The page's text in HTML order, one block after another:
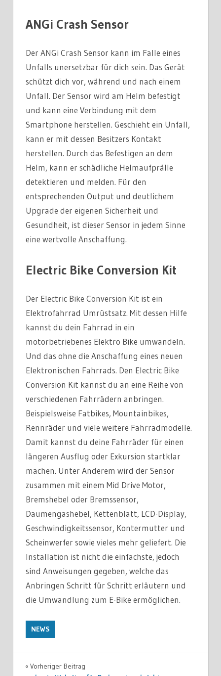
ANGi Crash Sensor
Der ANGi Crash Sensor kann im Falle eines
Unfalls unersetzbar für dich sein. Das Gerät
schützt dich vor, während und nach einem
Unfall. Der Sensor wird am Helm befestigt
und kann eine Verbindung mit dem
Smartphone herstellen. Geschieht ein Unfall,
kann er mit dessen Besitzers Kontakt
herstellen. Durch das Befestigen an dem
Helm, kann er schädliche Helmaufprälle
detektieren und melden. Für den
entsprechenden Output und deutlichem
Upgrade der eigenen Sicherheit und
Gesundheit, ist dieser Sensor in jedem Sinne
eine wertvolle Anschaffung.
Electric Bike Conversion Kit
Der Electric Bike Conversion Kit ist ein
Elektrofahrrad Umrüstsatz. Mit dessen Hilfe
kannst du dein Fahrrad in ein
motorbetriebenes Elektro Bike umwandeln.
Und das ohne die Anschaffung eines neuen
Elektronischen Fahrrads. Den Electric Bike
Conversion Kit kannst du an eine Reihe von
verschiedenen Fahrrädern anbringen.
Beispielsweise Fatbikes, Mountainbikes,
Rennräder und viele weitere Fahrradmodelle.
Damit kannst du deine Fahrräder für einen
längeren Ausflug oder Exkursion startklar
machen. Unter Anderem wird der Sensor
zusammen mit einem Mid Drive Motor,
Bremshebel oder Bremssensor,
Daumengashebel, Kettenblatt, LCD-Display,
Geschwindigkeitssensor, Kontermutter und
Scheinwerfer sowie vieles mehr geliefert. Die
Installation ist nicht die einfachste, jedoch
sind Anweisungen gegeben, welche das
Anbringen Schritt für Schritt erläutern und
die Umwandlung zum E-Bike ermöglichen.
NEWS
Beitragsnavigation
Vorheriger Beitrag